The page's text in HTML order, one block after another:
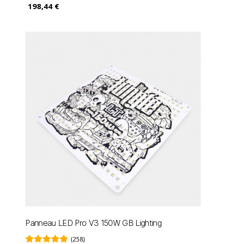
198,44 €
Panneau LED Pro V3 150W GB Lighting
(258)